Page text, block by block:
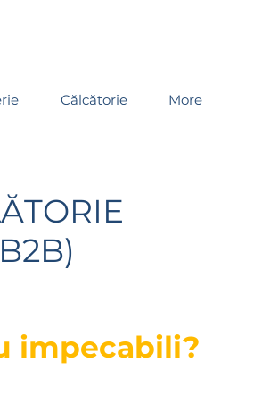
Călcătorie More
impecabili?